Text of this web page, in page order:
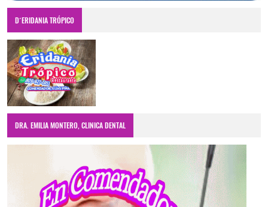
D´ERIDANIA TRÓPICO
DRA. EMILIA MONTERO, CLINICA DENTAL